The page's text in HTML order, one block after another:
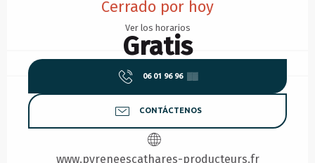
Cerrado por hoy
Ver los horarios
Gratis
06 01 96 96 ▒▒
CONTÁCTENOS
www.pyreneescathares-producteurs.fr